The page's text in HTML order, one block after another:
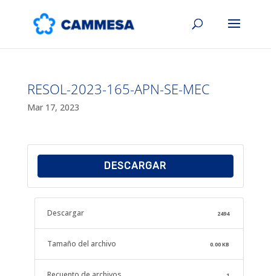
RESOL-2023-165-APN-SE-MEC
Mar 17, 2023
DESCARGAR
Descargar 2494
Tamaño del archivo 0.00 KB